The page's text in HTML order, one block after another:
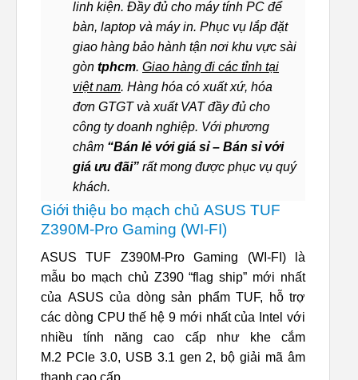
linh kiện. Đầy đủ cho máy tính PC để
bàn, laptop và máy in. Phục vụ lắp đặt
giao hàng bảo hành tận nơi khu vực sài
gòn tphcm. Giao hàng đi các tỉnh tại
việt nam. Hàng hóa có xuất xứ, hóa
đơn GTGT và xuất VAT đầy đủ cho
công ty doanh nghiệp. Với phương
châm “Bán lẻ với giá sỉ – Bán sỉ với
giá ưu đãi” rất mong được phục vụ quý
khách.
Giới thiệu bo mạch chủ ASUS TUF
Z390M-Pro Gaming (WI-FI)
ASUS TUF Z390M-Pro Gaming (WI-FI) là
mẫu bo mạch chủ Z390 “flag ship” mới nhất
của ASUS của dòng sản phẩm TUF, hỗ trợ
các dòng CPU thế hệ 9 mới nhất của Intel với
nhiều tính năng cao cấp như khe cắm
M.2 PCIe 3.0, USB 3.1 gen 2, bộ giải mã âm